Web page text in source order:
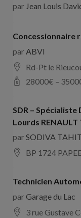
par Jean Louis
Concessionnaire
parABVI
Rd-Pt le
28000€ –
SDR –
Lourds RENAULT
parSODIVA
BP 1724
Technicien
parGarage du Lac
3 rue Gustave